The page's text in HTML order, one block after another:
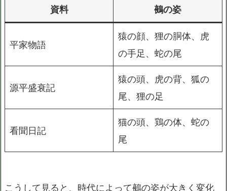
資料 鵺の姿
平家物語
猿の顔、狸の胴体、虎
の手足、蛇の尾
源平盛衰記
猿の頭、虎の背、狐の
尾、狸の足
看聞日記
猫の頭、鶏の体、蛇の
尾
こうして見ると、時代によって鵺の姿が大きく変化